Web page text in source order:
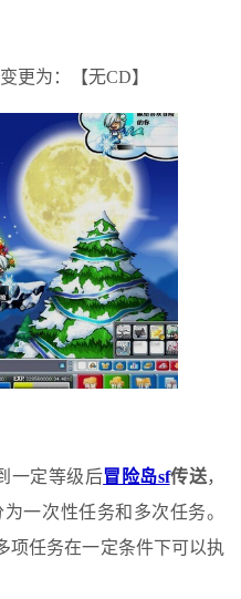
更为：【无CD】
一定等级后冒险岛sf传送，
一次性任务和多次任务。
项任务在一定条件下可以执